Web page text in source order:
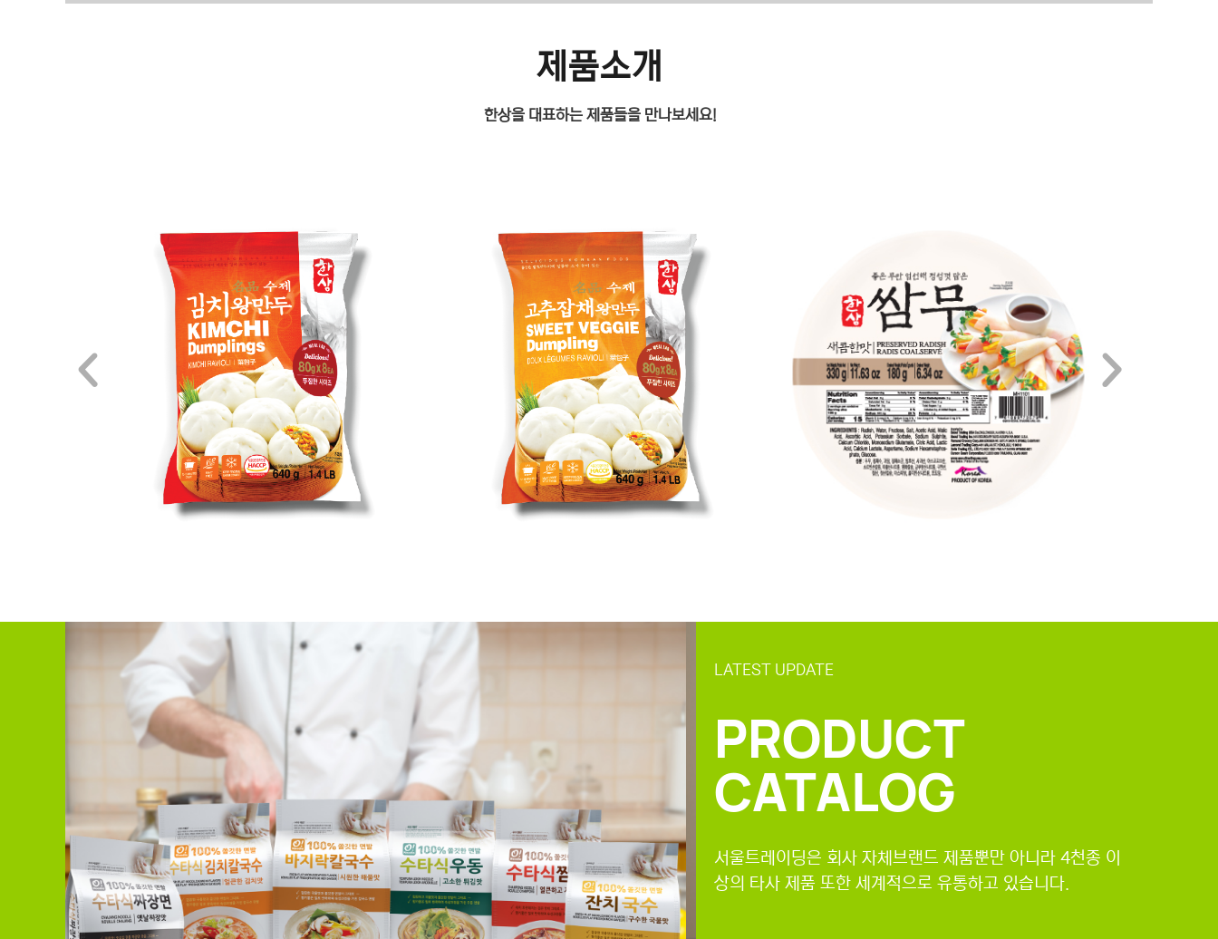
제품소개
한상을 대표하는 제품들을 만나보세요!
LATEST UPDATE
PRODUCT
CATALOG
서울트레이딩은 회사 자체브랜드 제품뿐만 아니라 4천종 이
상의 타사 제품 또한 세계적으로 유통하고 있습니다.